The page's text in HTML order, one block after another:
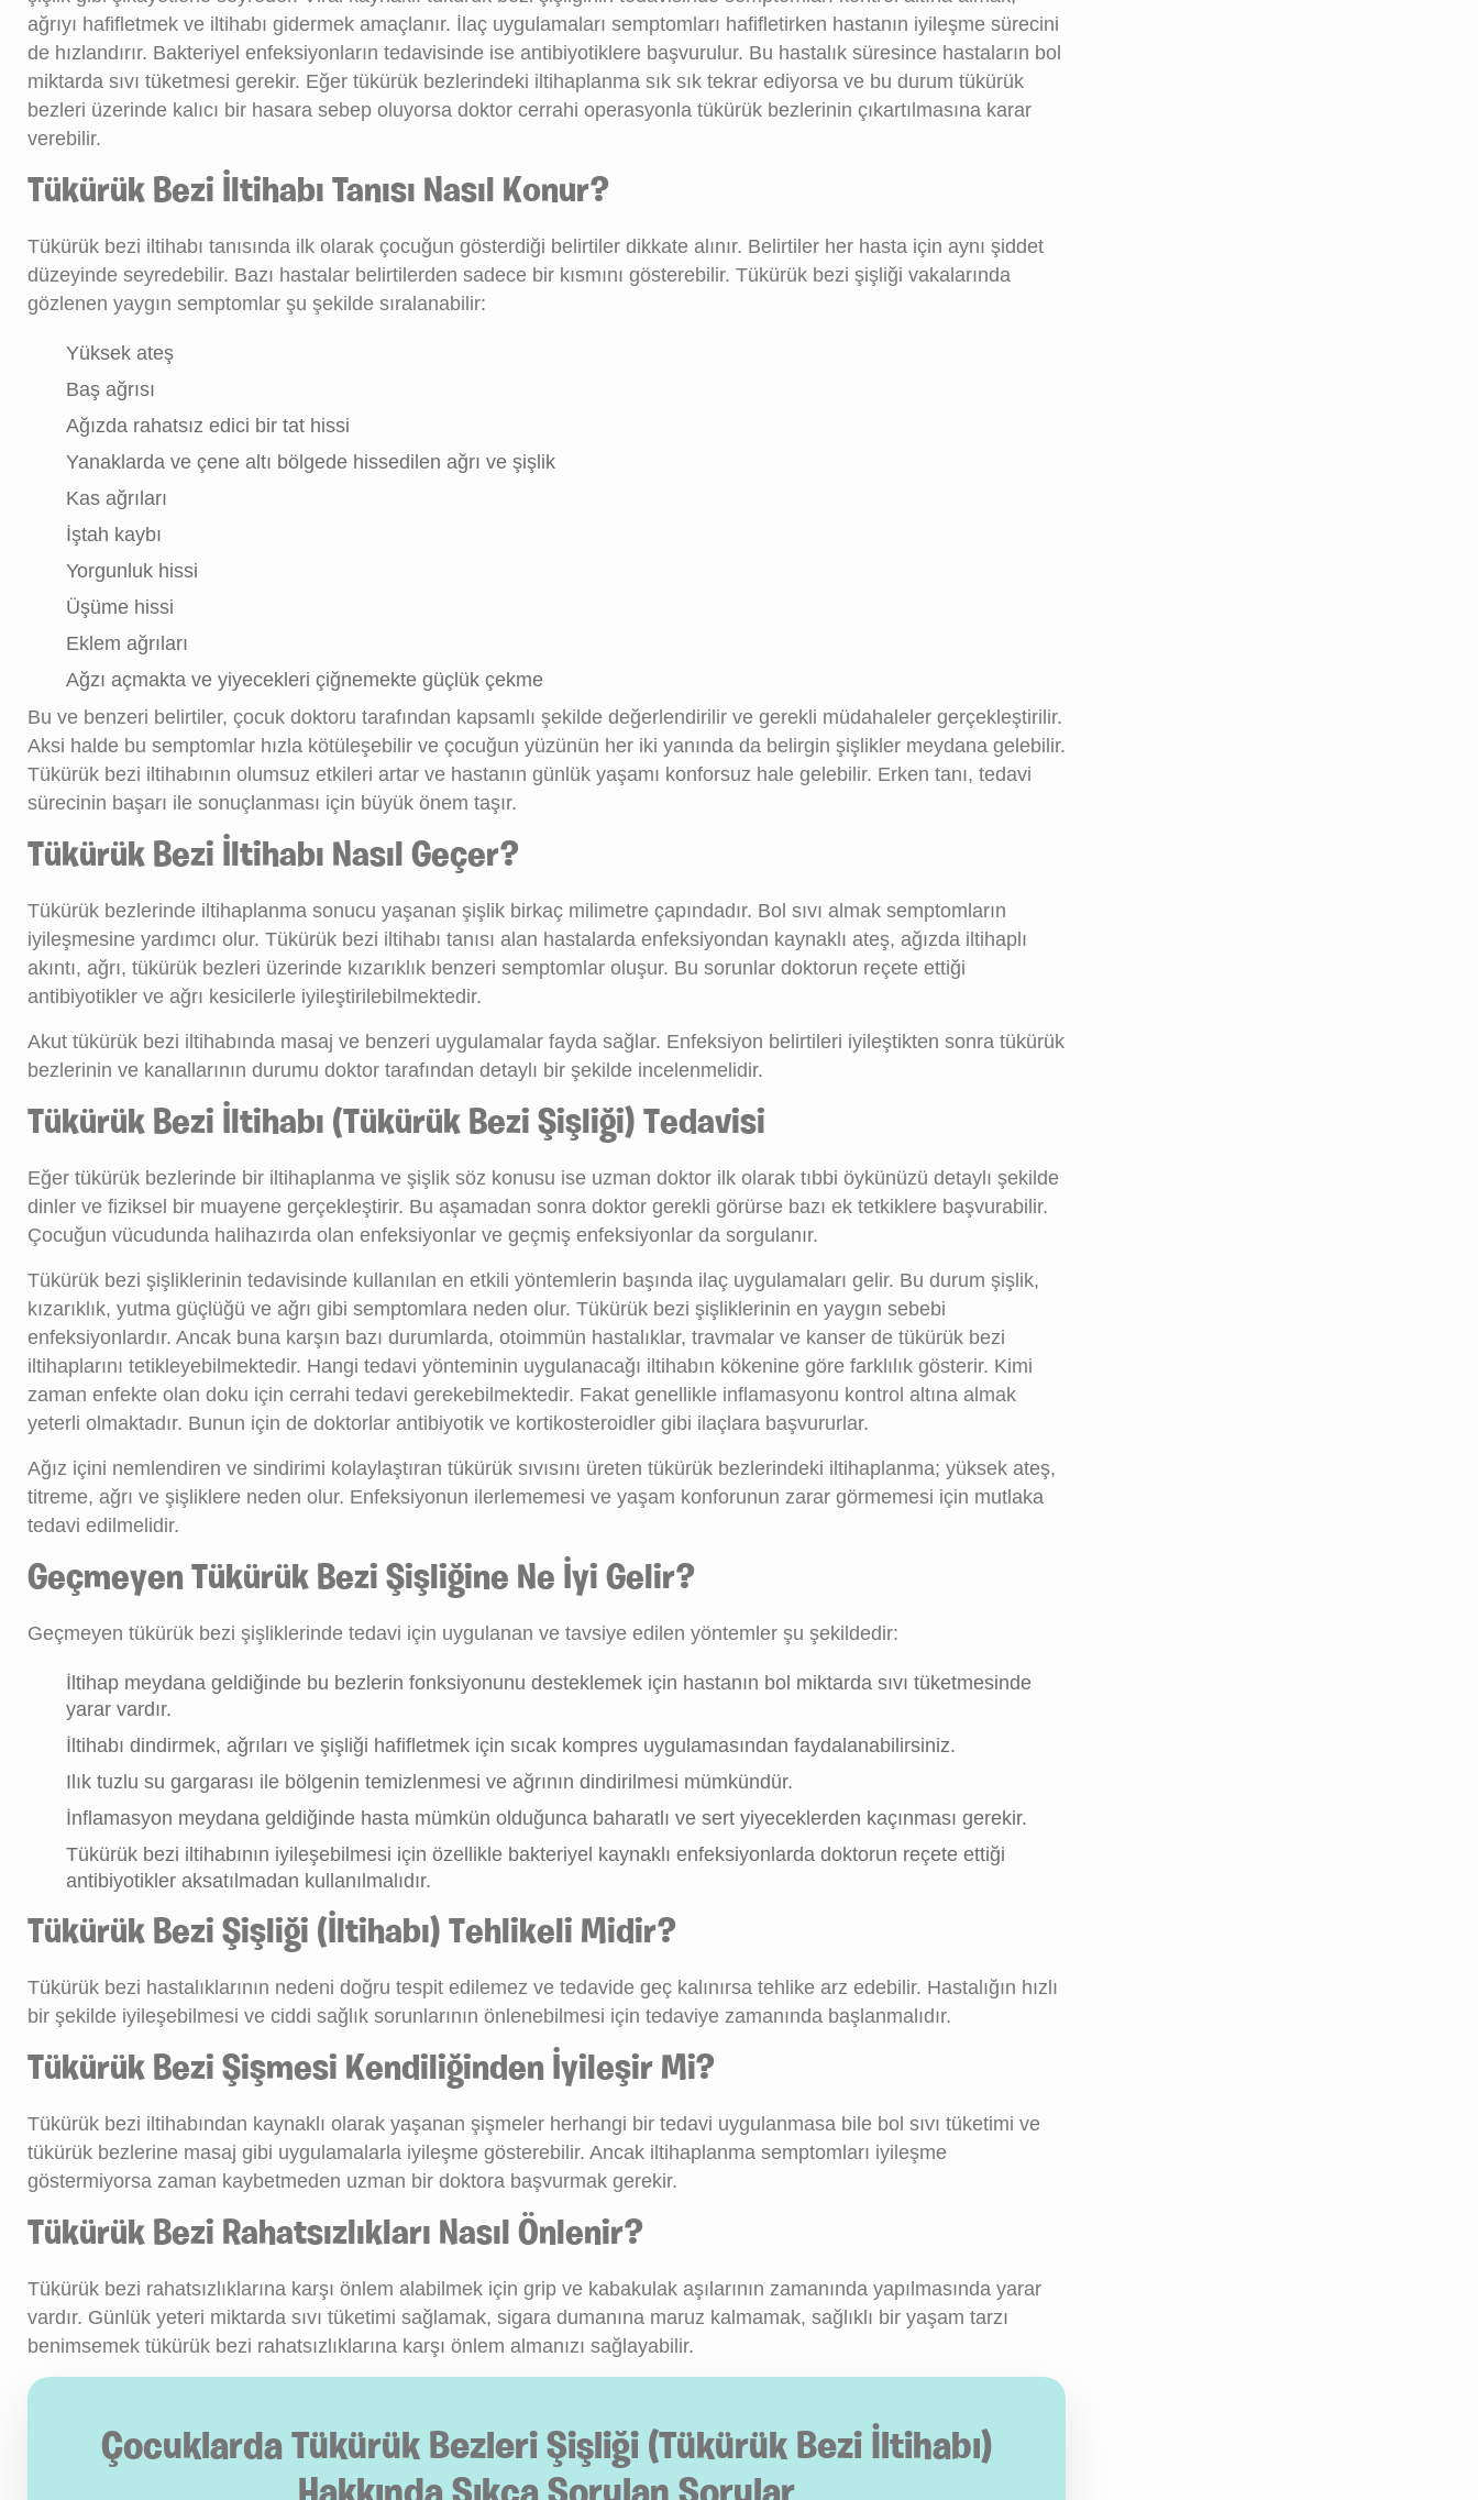
ağrıyı hafifletmek ve iltihabı gidermek amaçlanır. İlaç uygulamaları semptomları hafifletirken hastanın iyileşme sürecini
de hızlandırır. Bakteriyel enfeksiyonların tedavisinde ise antibiyotiklere başvurulur. Bu hastalık süresince hastaların bol
miktarda sıvı tüketmesi gerekir. Eğer tükürük bezlerindeki iltihaplanma sık sık tekrar ediyorsa ve bu durum tükürük
bezleri üzerinde kalıcı bir hasara sebep oluyorsa doktor cerrahi operasyonla tükürük bezlerinin çıkartılmasına karar
verebilir.
Tükürük Bezi İltihabı Tanısı Nasıl Konur?
Tükürük bezi iltihabı tanısında ilk olarak çocuğun gösterdiği belirtiler dikkate alınır. Belirtiler her hasta için aynı şiddet
düzeyinde seyredebilir. Bazı hastalar belirtilerden sadece bir kısmını gösterebilir. Tükürük bezi şişliği vakalarında
gözlenen yaygın semptomlar şu şekilde sıralanabilir:
Yüksek ateş
Baş ağrısı
Ağızda rahatsız edici bir tat hissi
Yanaklarda ve çene altı bölgede hissedilen ağrı ve şişlik
Kas ağrıları
İştah kaybı
Yorgunluk hissi
Üşüme hissi
Eklem ağrıları
Ağzı açmakta ve yiyecekleri çiğnemekte güçlük çekme
Bu ve benzeri belirtiler, çocuk doktoru tarafından kapsamlı şekilde değerlendirilir ve gerekli müdahaleler gerçekleştirilir.
Aksi halde bu semptomlar hızla kötüleşebilir ve çocuğun yüzünün her iki yanında da belirgin şişlikler meydana gelebilir.
Tükürük bezi iltihabının olumsuz etkileri artar ve hastanın günlük yaşamı konforsuz hale gelebilir. Erken tanı, tedavi
sürecinin başarı ile sonuçlanması için büyük önem taşır.
Tükürük Bezi İltihabı Nasıl Geçer?
Tükürük bezlerinde iltihaplanma sonucu yaşanan şişlik birkaç milimetre çapındadır. Bol sıvı almak semptomların
iyileşmesine yardımcı olur. Tükürük bezi iltihabı tanısı alan hastalarda enfeksiyondan kaynaklı ateş, ağızda iltihaplı
akıntı, ağrı, tükürük bezleri üzerinde kızarıklık benzeri semptomlar oluşur. Bu sorunlar doktorun reçete ettiği
antibiyotikler ve ağrı kesicilerle iyileştirilebilmektedir.
Akut tükürük bezi iltihabında masaj ve benzeri uygulamalar fayda sağlar. Enfeksiyon belirtileri iyileştikten sonra tükürük
bezlerinin ve kanallarının durumu doktor tarafından detaylı bir şekilde incelenmelidir.
Tükürük Bezi İltihabı (Tükürük Bezi Şişliği) Tedavisi
Eğer tükürük bezlerinde bir iltihaplanma ve şişlik söz konusu ise uzman doktor ilk olarak tıbbi öykünüzü detaylı şekilde
dinler ve fiziksel bir muayene gerçekleştirir. Bu aşamadan sonra doktor gerekli görürse bazı ek tetkiklere başvurabilir.
Çocuğun vücudunda halihazırda olan enfeksiyonlar ve geçmiş enfeksiyonlar da sorgulanır.
Tükürük bezi şişliklerinin tedavisinde kullanılan en etkili yöntemlerin başında ilaç uygulamaları gelir. Bu durum şişlik,
kızarıklık, yutma güçlüğü ve ağrı gibi semptomlara neden olur. Tükürük bezi şişliklerinin en yaygın sebebi
enfeksiyonlardır. Ancak buna karşın bazı durumlarda, otoimmün hastalıklar, travmalar ve kanser de tükürük bezi
iltihaplarını tetikleyebilmektedir. Hangi tedavi yönteminin uygulanacağı iltihabın kökenine göre farklılık gösterir. Kimi
zaman enfekte olan doku için cerrahi tedavi gerekebilmektedir. Fakat genellikle inflamasyonu kontrol altına almak
yeterli olmaktadır. Bunun için de doktorlar antibiyotik ve kortikosteroidler gibi ilaçlara başvururlar.
Ağız içini nemlendiren ve sindirimi kolaylaştıran tükürük sıvısını üreten tükürük bezlerindeki iltihaplanma; yüksek ateş,
titreme, ağrı ve şişliklere neden olur. Enfeksiyonun ilerlememesi ve yaşam konforunun zarar görmemesi için mutlaka
tedavi edilmelidir.
Geçmeyen Tükürük Bezi Şişliğine Ne İyi Gelir?
Geçmeyen tükürük bezi şişliklerinde tedavi için uygulanan ve tavsiye edilen yöntemler şu şekildedir:
İltihap meydana geldiğinde bu bezlerin fonksiyonunu desteklemek için hastanın bol miktarda sıvı tüketmesinde
yarar vardır.
İltihabı dindirmek, ağrıları ve şişliği hafifletmek için sıcak kompres uygulamasından faydalanabilirsiniz.
Ilık tuzlu su gargarası ile bölgenin temizlenmesi ve ağrının dindirilmesi mümkündür.
İnflamasyon meydana geldiğinde hasta mümkün olduğunca baharatlı ve sert yiyeceklerden kaçınması gerekir.
Tükürük bezi iltihabının iyileşebilmesi için özellikle bakteriyel kaynaklı enfeksiyonlarda doktorun reçete ettiği
antibiyotikler aksatılmadan kullanılmalıdır.
Tükürük Bezi Şişliği (İltihabı) Tehlikeli Midir?
Tükürük bezi hastalıklarının nedeni doğru tespit edilemez ve tedavide geç kalınırsa tehlike arz edebilir. Hastalığın hızlı
bir şekilde iyileşebilmesi ve ciddi sağlık sorunlarının önlenebilmesi için tedaviye zamanında başlanmalıdır.
Tükürük Bezi Şişmesi Kendiliğinden İyileşir Mi?
Tükürük bezi iltihabından kaynaklı olarak yaşanan şişmeler herhangi bir tedavi uygulanmasa bile bol sıvı tüketimi ve
tükürük bezlerine masaj gibi uygulamalarla iyileşme gösterebilir. Ancak iltihaplanma semptomları iyileşme
göstermiyorsa zaman kaybetmeden uzman bir doktora başvurmak gerekir.
Tükürük Bezi Rahatsızlıkları Nasıl Önlenir?
Tükürük bezi rahatsızlıklarına karşı önlem alabilmek için grip ve kabakulak aşılarının zamanında yapılmasında yarar
vardır. Günlük yeteri miktarda sıvı tüketimi sağlamak, sigara dumanına maruz kalmamak, sağlıklı bir yaşam tarzı
benimsemek tükürük bezi rahatsızlıklarına karşı önlem almanızı sağlayabilir.
Çocuklarda Tükürük Bezleri Şişliği (Tükürük Bezi İltihabı)